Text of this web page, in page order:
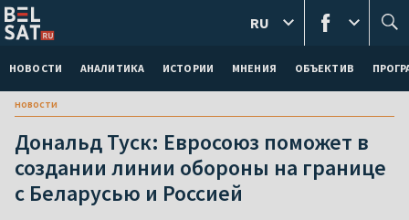
НОВОСТИ АНАЛИТИКА ИСТОРИИ МНЕНИЯ ОБЪЕКТИВ
RU
новости
Дональд Туск: Евросоюз поможет в
создании линии обороны на границе
с Беларусью и Россией